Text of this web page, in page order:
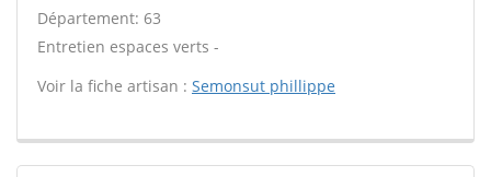
Département: 63
Entretien espaces verts -
Voir la fiche artisan : Semonsut phillippe